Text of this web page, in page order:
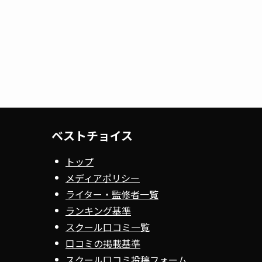
ベストチョイス
トップ
メディアポリシー
ライター・監修者一覧
ランキング基準
スクール口コミ一覧
口コミの掲載基準